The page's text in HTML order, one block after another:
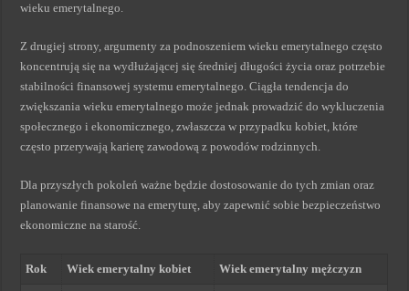
wieku emerytalnego.
Z drugiej strony, argumenty za podnoszeniem wieku emerytalnego często
koncentrują się na wydłużającej się średniej długości życia oraz potrzebie
stabilności finansowej systemu emerytalnego. Ciągła tendencja do
zwiększania wieku emerytalnego może jednak prowadzić do wykluczenia
społecznego i ekonomicznego, zwłaszcza w przypadku kobiet, które
często przerywają karierę zawodową z powodów rodzinnych.
Dla przyszłych pokoleń ważne będzie dostosowanie do tych zmian oraz
planowanie finansowe na emeryturę, aby zapewnić sobie bezpieczeństwo
ekonomiczne na starość.
Rok Wiek emerytalny kobiet Wiek emerytalny mężczyzn